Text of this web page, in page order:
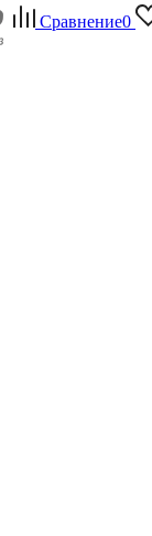
Сравнение0